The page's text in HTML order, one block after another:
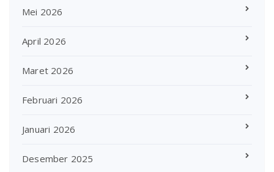
Mei 2026
April 2026
Maret 2026
Februari 2026
Januari 2026
Desember 2025